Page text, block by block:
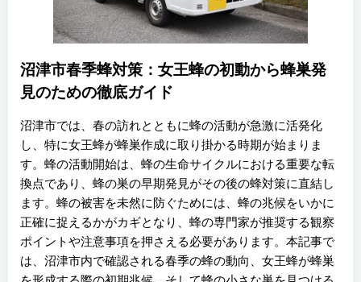
沼津市春季蜂対策：女王蜂の初動から蜂巣発
見のための徹底ガイド
沼津市では、春の訪れとともに蜂の活動が急激に活発化
し、特に女王蜂が蜂巣作成に取り掛かる時期が始まりま
す。蜂の活動開始は、蜂の生命サイクルにおける重要な転
換点であり、蜂の巣の早期発見がその後の蜂対策に直結し
ます。蜂の被害を未然に防ぐためには、蜂の兆候をいかに
正確に捉えるかがカギとなり、蜂の専門家が推奨する観察
ポイントや注意事項を押さえる必要があります。本記事で
は、沼津市内で確認される春季の蜂の動向、女王蜂が蜂巣